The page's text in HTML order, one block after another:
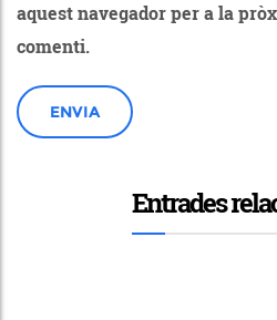
aquest navegador per a la
comenti.
Entrades